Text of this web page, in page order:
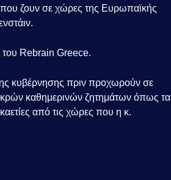
ζουν σε χώρες της Ευρωπαϊκής
του Rebrain Greece.
κυβέρνησης πριν προχωρούν σε
καθημερινών ζητημάτων όπως τα
από τις χώρες που η κ.